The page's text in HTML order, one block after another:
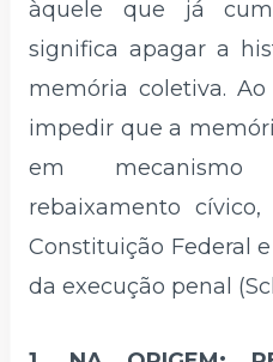
àquele que já
significa apagar a
memória coletiva.
impedir que a
em
rebaixamento
Constituição Federal
da execução penal